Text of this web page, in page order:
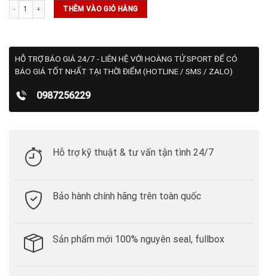
Áo Puma x PTC Print Polo Wht Glow-Charming Pink (621658 01) số lượng
THÊM VÀO GIỎ HÀNG
HỖ TRỢ BÁO GIÁ 24/7 - LIÊN HỆ VỚI HOÀNG TỬ SPORT ĐỂ CÓ
BÁO GIÁ TỐT NHẤT TẠI THỜI ĐIỂM (HOTLINE / SMS / ZALO)
0987256229
Hỗ trợ kỹ thuật & tư vấn tận tình 24/7
Bảo hành chính hãng trên toàn quốc
Sản phẩm mới 100% nguyên seal, fullbox